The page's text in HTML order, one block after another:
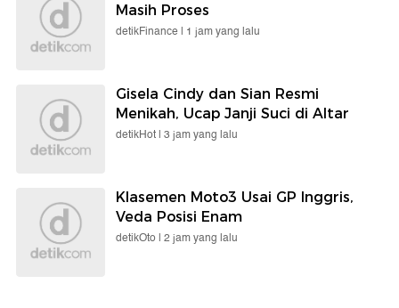
Masih Proses
detikFinance | 1 jam yang lalu
Gisela Cindy dan Sian Resmi
Menikah, Ucap Janji Suci di Altar
detikHot | 3 jam yang lalu
Klasemen Moto3 Usai GP Inggris,
Veda Posisi Enam
detikOto | 2 jam yang lalu